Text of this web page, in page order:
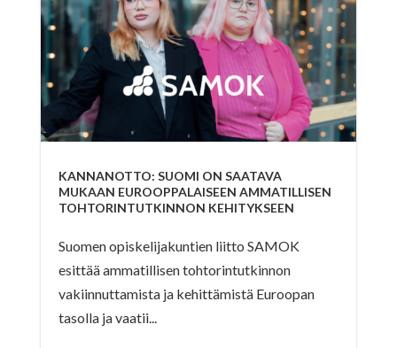
KANNANOTTO: SUOMI ON SAATAVA
MUKAAN EUROOPPALAISEEN AMMATILLISEN
TOHTORINTUTKINNON KEHITYKSEEN
Suomen opiskelijakuntien liitto SAMOK
esittää ammatillisen tohtorintutkinnon
vakiinnuttamista ja kehittämistä Euroopan
tasolla ja vaatii...